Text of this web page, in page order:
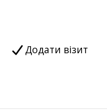
Додати візит